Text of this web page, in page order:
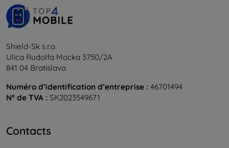
Shield-Sk s.r.o.
Ulica Rudolfa Mocka 3750/2A
841 04 Bratislava
Numéro d’identification d’entreprise : 46701494
N° de TVA : SK2023549671
Contacts